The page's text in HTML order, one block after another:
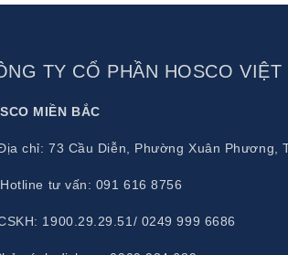
TY CỔ PHẦN HOSCO VIỆT
MIỀN BẮC
chỉ: 73 Cầu Diễn, Phường Xuân Phương,
tư vấn: 091 616 8756
1900.29.29.51/ 0249 999 6686